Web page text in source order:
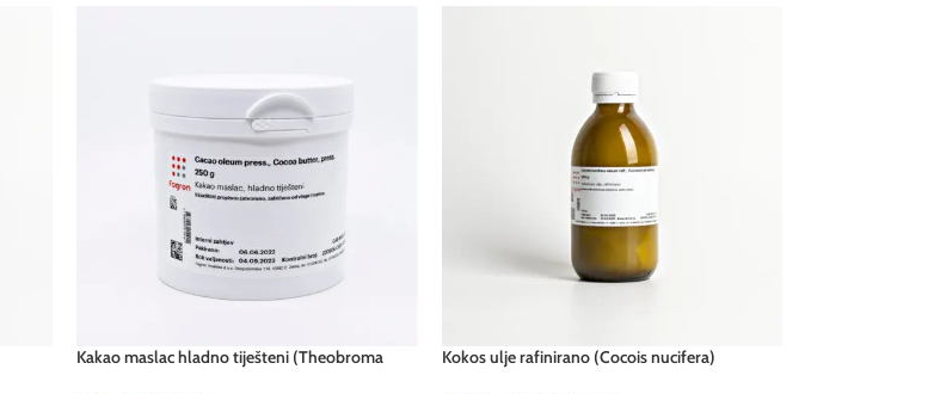
Kakao maslac hladno tiješteni (Theobroma
Kokos ulje rafinirano (Cocois nucifera)